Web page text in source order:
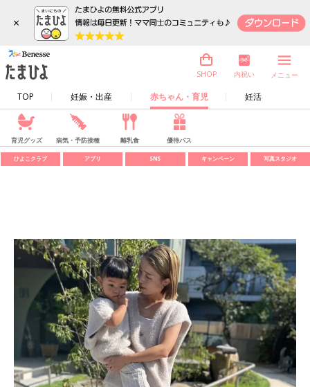
×
TOP 妊娠・出産 赤ちゃん・育児 妊活
SHOP 内祝い メニュー
育児グッズ 病気・予防接種 離乳食 優待パス
ひよこクラブ アプリ SNS キャンペーン 写真スタジオ